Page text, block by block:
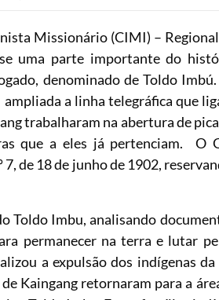
Missionário (CIMI) –
uma parte importante do
denominado de Toldo
a linha telegráfica que
trabalharam na abertura de
que a eles já pertenciam. O
de 18 de junho de 1902,
Toldo Imbu, analisando
permanecer na terra e lutar
a expulsão dos indígenas
Kaingang retornaram para a